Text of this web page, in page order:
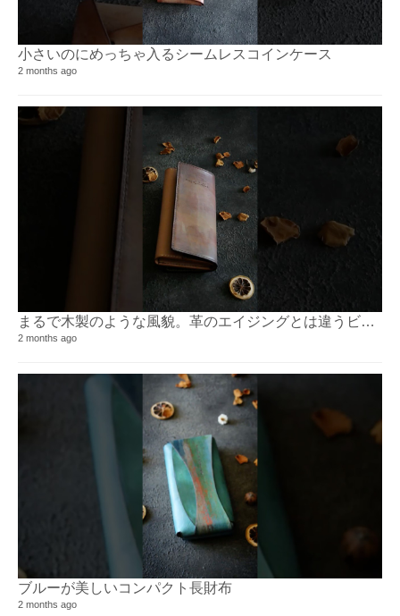
小さいのにめっちゃ入るシームレスコインケース⁡⁡
2 months ago
2 months ago
ブルーが美しいコンパクト長財布
2 months ago